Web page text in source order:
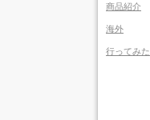
商品紹介
海外
行ってみた